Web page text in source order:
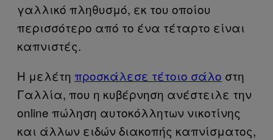
γαλλικό πληθυσμό, εκ του οποίου
περισσότερο από το ένα τέταρτο είναι
καπνιστές.
Η μελέτη προσκάλεσε τέτοιο σάλο στη
Γαλλία, που η κυβέρνηση ανέστειλε την
online πώληση αυτοκόλλητων νικοτίνης
και άλλων ειδών διακοπής καπνίσματος,